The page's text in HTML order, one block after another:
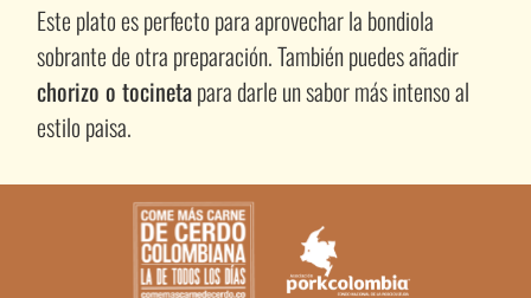
Este plato es perfecto para aprovechar la bondiola
sobrante de otra preparación. También puedes añadir
chorizo o tocinetapara darle un sabor más intenso al
estilo paisa.